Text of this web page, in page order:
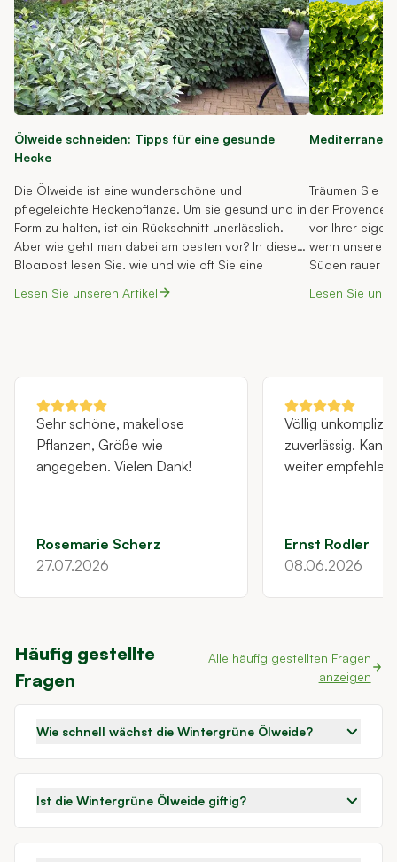
Ölweide schneiden: Tipps für eine gesunde
Hecke
Die Ölweide ist eine wunderschöne und
pflegeleichte Heckenpflanze. Um sie gesund und in
Form zu halten, ist ein Rückschnitt unerlässlich.
Aber wie geht man dabei am besten vor? In diesem
Blogpost lesen Sie, wie und wie oft Sie eine
verwenden sollten und Sie erhalten weitere
Lesen Sie unseren Artikel
Mediterrane
Träumen Sie
der Provence
vor Ihrer
wenn unsere
Süden rauer
In diesem
dafür eignen
Lesen Sie
Sehr schöne, makellose
Pflanzen, Größe wie
angegeben. Vielen Dank!
Rosemarie Scherz
27.07.2026
Völlig
zuverlässig. Kann ich nur
weiter empfehlen!
Ernst Rodler
08.06.2026
Häufig gestellte
Fragen
Alle häufig gestellten Fragen
anzeigen
Wie schnell wächst die Wintergrüne Ölweide?
Ist die Wintergrüne Ölweide giftig?